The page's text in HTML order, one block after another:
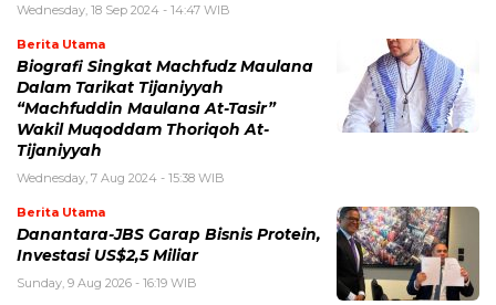
Wednesday, 18 Sep 2024 - 14:47 WIB
Berita Utama
Biografi Singkat Machfudz Maulana
Dalam Tarikat Tijaniyyah
“Machfuddin Maulana At-Tasir”
Wakil Muqoddam Thoriqoh At-
Tijaniyyah
Wednesday, 7 Aug 2024 - 15:38 WIB
Berita Utama
Danantara-JBS Garap Bisnis Protein,
Investasi US$2,5 Miliar
Sunday, 9 Aug 2026 - 16:19 WIB